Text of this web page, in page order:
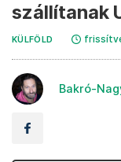
szállítanak
KÜLFÖLD
Bakró-